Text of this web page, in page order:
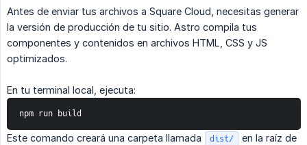
Antes de enviar tus archivos a Square Cloud, necesitas generar
la versión de producción de tu sitio. Astro compila tus
componentes y contenidos en archivos HTML, CSS y JS
optimizados.
En tu terminal local, ejecuta:
npm run build
Este comando creará una carpeta llamada dist/
en la raíz de